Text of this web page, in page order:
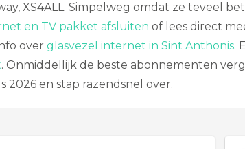
XS4ALL. Simpelweg omdat ze teveel
en TV pakket afsluiten of lees direct
over glasvezel internet in Sint Anthonis.
. Onmiddellijk de beste abonnementen
en stap razendsnel over.